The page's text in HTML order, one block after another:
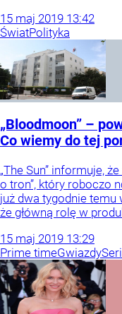
15 maj 2019 13:42
ŚwiatPolityka
„Bloodmoon” –
Co wiemy do tej
„The Sun” informuje,
o tron”, który roboczo
już dwa tygodnie temu
że główną rolę w
15 maj 2019 13:29
Prime timeGwiazdy